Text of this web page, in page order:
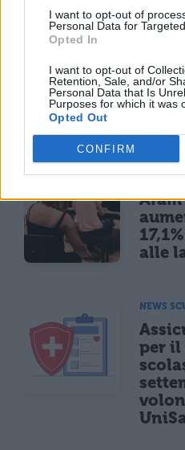
I want to opt-out of
Personal Data for
Opted In
I want to opt-out of
Retention, Sale, and/or
Personal Data that Is
Purposes for which it was
Opted Out
CONFIRM
TI POTREBBE
NEWS
alle
NEWS
per il